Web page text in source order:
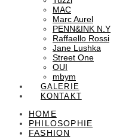
MAC
Marc Aurel
PENN&INK N.Y
Raffaello Rossi
Jane Lushka
Street One
OUI
mbym
GALERIE
KONTAKT
HOME
PHILOSOPHIE
FASHION